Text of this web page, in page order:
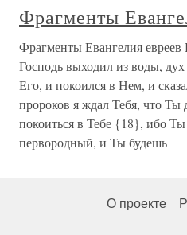
Фрагменты
Фрагменты Евангелия евреев
Господь выходил из воды,
Его, и покоился в Нем, и
пророков я ждал Тебя, что
покоиться в Тебе {18}, ибо
первородный, и Ты будешь
О проекте